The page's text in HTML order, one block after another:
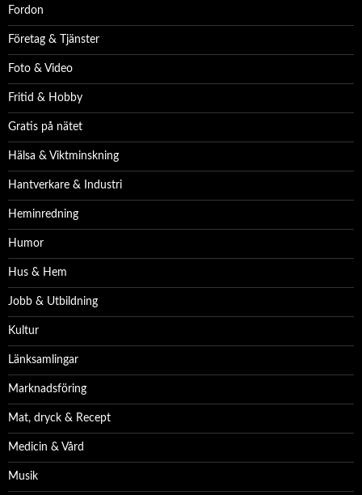
Fordon
Företag & Tjänster
Foto & Video
Fritid & Hobby
Gratis på nätet
Hälsa & Viktminskning
Hantverkare & Industri
Heminredning
Humor
Hus & Hem
Jobb & Utbildning
Kultur
Länksamlingar
Marknadsföring
Mat, dryck & Recept
Medicin & Vård
Musik